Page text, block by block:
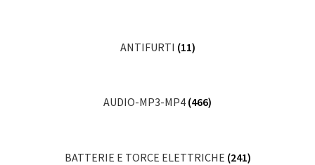
ANTIFURTI (11)
AUDIO-MP3-MP4 (466)
BATTERIE E TORCE ELETTRICHE (241)